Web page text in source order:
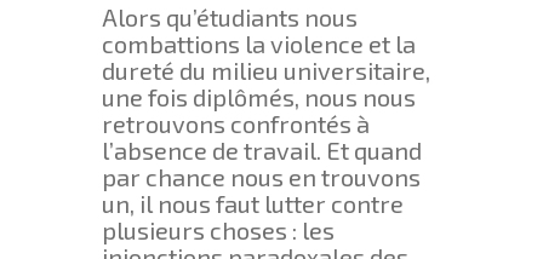
Alors qu’étudiants nous
combattions la violence et la
dureté du milieu universitaire,
une fois diplômés, nous nous
retrouvons confrontés à
l’absence de travail. Et quand
par chance nous en trouvons
un, il nous faut lutter contre
plusieurs choses : les